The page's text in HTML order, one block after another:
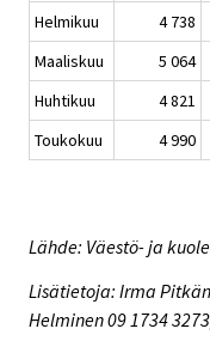
Helmikuu
4 738
Maaliskuu
5 064
Huhtikuu
4 821
Toukokuu
4 990
Lähde: Väestö- ja
Lisätietoja: Irma
Helminen 09 1734